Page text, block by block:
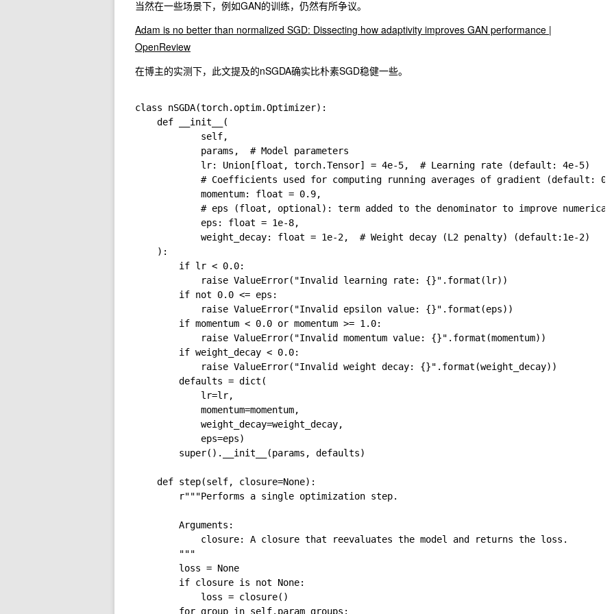
当然在一些场景下，例如GAN的训练，仍然有所争议。
Adam is no better than normalized SGD: Dissecting how adaptivity improves GAN performance |
OpenReview
在博主的实测下，此文提及的nSGDA确实比朴素SGD稳健一些。
class nSGDA(torch.optim.Optimizer):
    def __init__(
            self,
            params,  # Model parameters
            lr: Union[float, torch.Tensor] = 4e-5,  # Learning rate (default: 4e-5)
# Coefficients used for computing running averages of gradient (default:
            momentum: float = 0.9,
# eps (float, optional): term added to the denominator to improve numerical
            eps: float = 1e-8,
            weight_decay: float = 1e-2,  # Weight decay (L2 penalty) (default:1e-2)
    ):
        if lr < 0.0:
            raise ValueError("Invalid learning rate: {}".format(lr))
        if not 0.0 <= eps:
            raise ValueError("Invalid epsilon value: {}".format(eps))
        if momentum < 0.0 or momentum >= 1.0:
            raise ValueError("Invalid momentum value: {}".format(momentum))
        if weight_decay < 0.0:
            raise ValueError("Invalid weight decay: {}".format(weight_decay))
        defaults = dict(
            lr=lr,
            momentum=momentum,
            weight_decay=weight_decay,
            eps=eps)
        super().__init__(params, defaults)
    def step(self, closure=None):
        r"""Performs a single optimization step.
        Arguments:
            closure: A closure that reevaluates the model and returns the loss.
        """
        loss = None
        if closure is not None:
            loss = closure()
        for group in self.param_groups: